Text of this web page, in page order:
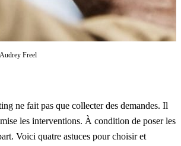
Audrey Freel
ne fait pas que collecter des demandes. Il
les interventions. À condition de poser les
Voici quatre astuces pour choisir et